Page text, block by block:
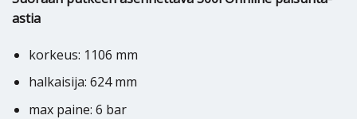
astia
korkeus: 1106 mm
halkaisija: 624 mm
max paine: 6 bar